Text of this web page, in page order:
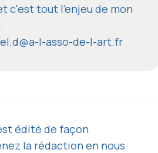
c'est tout l'enjeu de mon
l-asso-de-l-art.fr
édité de façon
la rédaction en nous